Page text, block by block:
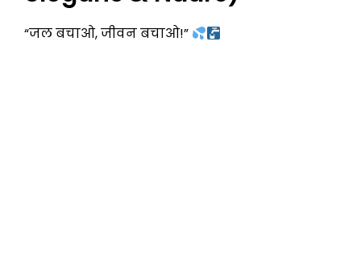
“जल बचाओ, जीवन बचाओ!”